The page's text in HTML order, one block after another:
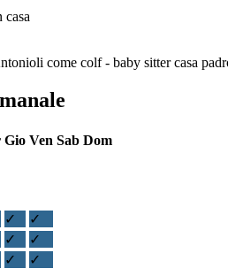
come colf - baby sitter casa
Gio Ven Sab Dom
✓
✓
✓
✓
✓
✓